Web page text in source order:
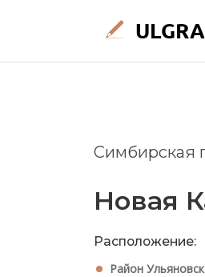
Симбирская
Новая
Расположение:
Район